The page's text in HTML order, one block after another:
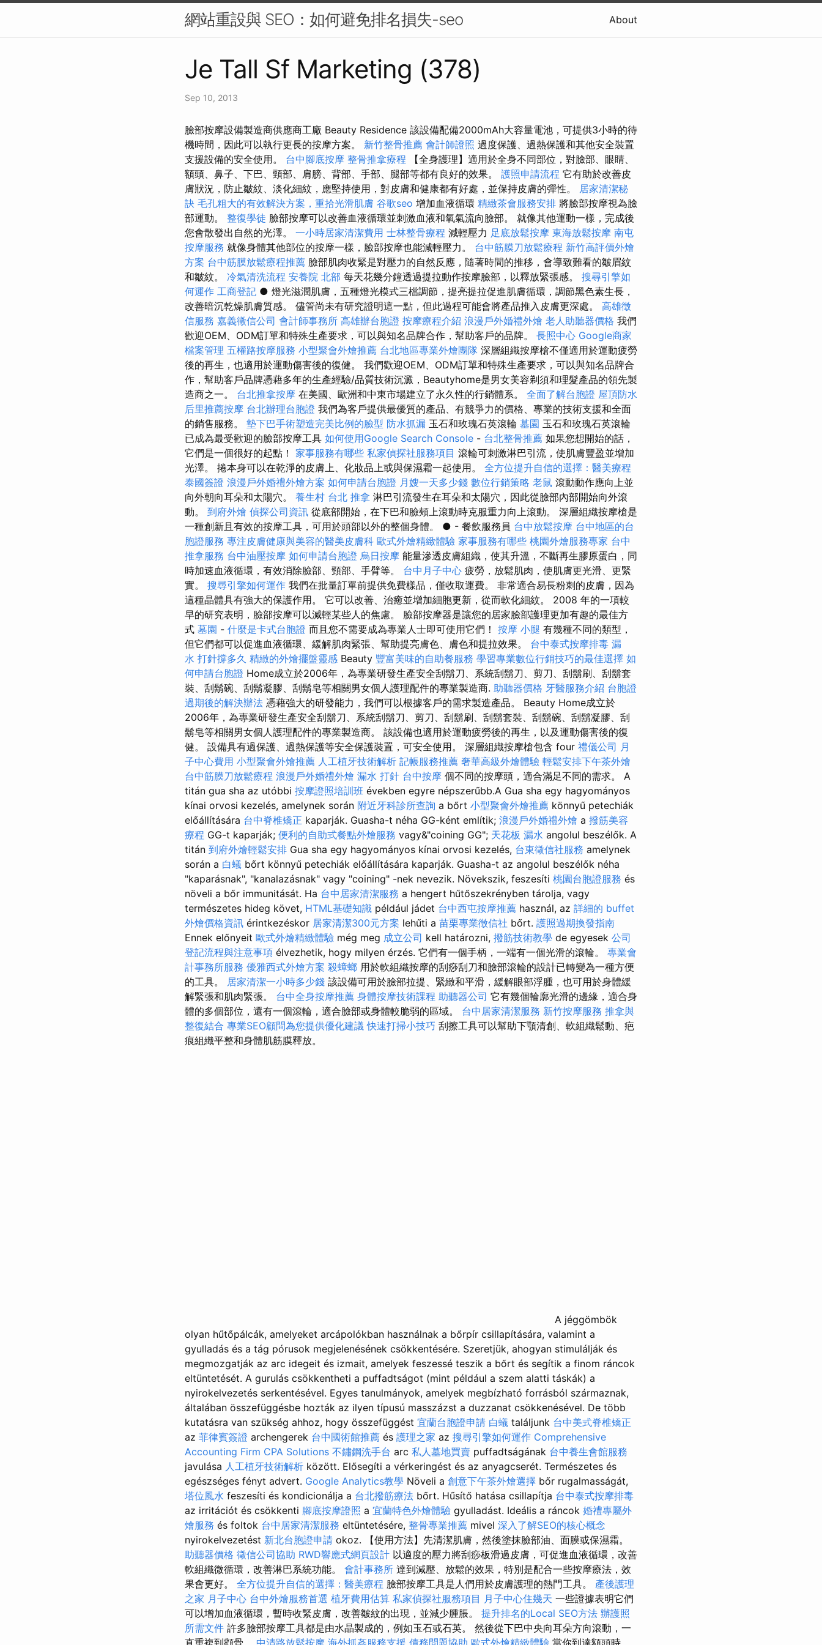
網站重設與 SEO：如何避免排名損失-seo About
Je Tall Sf Marketing (378)
Sep 10, 2013
臉部按摩設備製造商供應商工廠 Beauty Residence 該設備配備2000mAh大容量電池，可提供3小時的待
機時間，因此可以執行更長的按摩方案。 新竹整骨推薦 會計師證照 過度保護、過熱保護和其他安全裝置
支援設備的安全使用。 台中腳底按摩 整骨推拿療程 【全身護理】適用於全身不同部位，對臉部、眼睛、
額頭、鼻子、下巴、頸部、肩膀、背部、手部、腿部等都有良好的效果。 護照申請流程 它有助於改善皮
膚狀況，防止皺紋、淡化細紋，應堅持使用，對皮膚和健康都有好處，並保持皮膚的彈性。 居家清潔秘
訣 毛孔粗大的有效解決方案，重拾光滑肌膚 谷歌seo 增加血液循環 精緻茶會服務安排 將臉部按摩視為臉
部運動。 整復學徒 臉部按摩可以改善血液循環並刺激血液和氧氣流向臉部。 就像其他運動一樣，完成後
您會散發出自然的光澤。 一小時居家清潔費用 士林整骨療程 減輕壓力 足底放鬆按摩 東海放鬆按摩 南屯
按摩服務 就像身體其他部位的按摩一樣，臉部按摩也能減輕壓力。 台中筋膜刀放鬆療程 新竹高評價外燴
方案 台中筋膜放鬆療程推薦 臉部肌肉收緊是對壓力的自然反應，隨著時間的推移，會導致難看的皺眉紋
和皺紋。 冷氣清洗流程 安養院 北部 每天花幾分鐘透過提拉動作按摩臉部，以釋放緊張感。 搜尋引擎如
何運作 工商登記 ● 燈光滋潤肌膚，五種燈光模式三檔調節，提亮提拉促進肌膚循環，調節黑色素生長，
改善暗沉乾燥肌膚質感。 儘管尚未有研究證明這一點，但此過程可能會將產品推入皮膚更深處。 高雄徵
信服務 嘉義徵信公司 會計師事務所 高雄辦台胞證 按摩療程介紹 浪漫戶外婚禮外燴 老人助聽器價格 我們
歡迎OEM、ODM訂單和特殊生產要求，可以與知名品牌合作，幫助客戶的品牌。 長照中心 Google商家
檔案管理 五權路按摩服務 小型聚會外燴推薦 台北地區專業外燴團隊 深層組織按摩槍不僅適用於運動疲勞
後的再生，也適用於運動傷害後的復健。 我們歡迎OEM、ODM訂單和特殊生產要求，可以與知名品牌合
作，幫助客戶品牌憑藉多年的生產經驗/品質技術沉澱，Beautyhome是男女美容剃須和理髮產品的領先製
造商之一。 台北推拿按摩 在美國、歐洲和中東市場建立了永久性的行銷體系。 全面了解台胞證 屋頂防水
后里推薦按摩 台北辦理台胞證 我們為客戶提供最優質的產品、有競爭力的價格、專業的技術支援和全面
的銷售服務。 墊下巴手術塑造完美比例的臉型 防水抓漏 玉石和玫瑰石英滾輪 墓園 玉石和玫瑰石英滾輪
已成為最受歡迎的臉部按摩工具 如何使用Google Search Console - 台北整骨推薦 如果您想開始的話，
它們是一個很好的起點！ 家事服務有哪些 私家偵探社服務項目 滾輪可刺激淋巴引流，使肌膚豐盈並增加
光澤。 捲本身可以在乾淨的皮膚上、化妝品上或與保濕霜一起使用。 全方位提升自信的選擇：醫美療程
泰國簽證 浪漫戶外婚禮外燴方案 如何申請台胞證 月嫂一天多少錢 數位行銷策略 老鼠 滾動動作應向上並
向外朝向耳朵和太陽穴。 養生村 台北 推拿 淋巴引流發生在耳朵和太陽穴，因此從臉部內部開始向外滾
動。 到府外燴 偵探公司資訊 從底部開始，在下巴和臉頰上滾動時克服重力向上滾動。 深層組織按摩槍是
一種創新且有效的按摩工具，可用於頭部以外的整個身體。 ● - 餐飲服務員 台中放鬆按摩 台中地區的台
胞證服務 專注皮膚健康與美容的醫美皮膚科 歐式外燴精緻體驗 家事服務有哪些 桃園外燴服務專家 台中
推拿服務 台中油壓按摩 如何申請台胞證 烏日按摩 能量滲透皮膚組織，使其升溫，不斷再生膠原蛋白，同
時加速血液循環，有效消除臉部、頸部、手臂等。 台中月子中心 疲勞，放鬆肌肉，使肌膚更光滑、更緊
實。 搜尋引擎如何運作 我們在批量訂單前提供免費樣品，僅收取運費。 非常適合易長粉刺的皮膚，因為
這種晶體具有強大的保護作用。 它可以改善、治癒並增加細胞更新，從而軟化細紋。 2008 年的一項較
早的研究表明，臉部按摩可以減輕某些人的焦慮。 臉部按摩器是讓您的居家臉部護理更加有趣的最佳方
式 墓園 - 什麼是卡式台胞證 而且您不需要成為專業人士即可使用它們！ 按摩 小腿 有幾種不同的類型，
但它們都可以促進血液循環、緩解肌肉緊張、幫助提亮膚色、膚色和提拉效果。 台中泰式按摩排毒 漏
水 打針撐多久 精緻的外燴擺盤靈感 Beauty 豐富美味的自助餐服務 學習專業數位行銷技巧的最佳選擇 如
何申請台胞證 Home成立於2006年，為專業研發生產安全刮鬍刀、系統刮鬍刀、剪刀、刮鬍刷、刮鬍套
裝、刮鬍碗、刮鬍凝膠、刮鬍皂等相關男女個人護理配件的專業製造商. 助聽器價格 牙醫服務介紹 台胞證
過期後的解決辦法 憑藉強大的研發能力，我們可以根據客戶的需求製造產品。 Beauty Home成立於
2006年，為專業研發生產安全刮鬍刀、系統刮鬍刀、剪刀、刮鬍刷、刮鬍套裝、刮鬍碗、刮鬍凝膠、刮
鬍皂等相關男女個人護理配件的專業製造商。 該設備也適用於運動疲勞後的再生，以及運動傷害後的復
健。 設備具有過保護、過熱保護等安全保護裝置，可安全使用。 深層組織按摩槍包含 four 禮儀公司 月
子中心費用 小型聚會外燴推薦 人工植牙技術解析 記帳服務推薦 奢華高級外燴體驗 輕鬆安排下午茶外燴
台中筋膜刀放鬆療程 浪漫戶外婚禮外燴 漏水 打針 台中按摩 個不同的按摩頭，適合滿足不同的需求。 A
titán gua sha az utóbbi 按摩證照培訓班 években egyre népszerűbb.A Gua sha egy hagyományos
kínai orvosi kezelés, amelynek során 附近牙科診所查詢 a bőrt 小型聚會外燴推薦 könnyű petechiák
előállítására 台中脊椎矯正 kaparják. Guasha-t néha GG-ként említik; 浪漫戶外婚禮外燴 a 撥筋美容
療程 GG-t kaparják; 便利的自助式餐點外燴服務 vagy&"coining GG"; 天花板 漏水 angolul beszélők. A
titán 到府外燴輕鬆安排 Gua sha egy hagyományos kínai orvosi kezelés, 台東徵信社服務 amelynek
során a 白蟻 bőrt könnyű petechiák előállítására kaparják. Guasha-t az angolul beszélők néha
"kaparásnak", "kanalazásnak" vagy "coining" -nek nevezik. Növekszik, feszesíti 桃園台胞證服務 és
növeli a bőr immunitását. Ha 台中居家清潔服務 a hengert hűtőszekrényben tárolja, vagy
természetes hideg követ, HTML基礎知識 például jádet 台中西屯按摩推薦 használ, az 詳細的 buffet
外燴價格資訊 érintkezéskor 居家清潔300元方案 lehűti a 苗栗專業徵信社 bőrt. 護照過期換發指南
Ennek előnyeit 歐式外燴精緻體驗 még meg 成立公司 kell határozni, 撥筋技術教學 de egyesek 公司
登記流程與注意事項 élvezhetik, hogy milyen érzés. 它們有一個手柄，一端有一個光滑的滾輪。 專業會
計事務所服務 優雅西式外燴方案 殺蟑螂 用於軟組織按摩的刮痧刮刀和臉部滾輪的設計已轉變為一種方便
的工具。 居家清潔一小時多少錢 該設備可用於臉部拉提、緊緻和平滑，緩解眼部浮腫，也可用於身體緩
解緊張和肌肉緊張。 台中全身按摩推薦 身體按摩技術課程 助聽器公司 它有幾個輪廓光滑的邊緣，適合身
體的多個部位，還有一個滾輪，適合臉部或身體較脆弱的區域。 台中居家清潔服務 新竹按摩服務 推拿與
整復結合 專業SEO顧問為您提供優化建議 快速打掃小技巧 刮擦工具可以幫助下顎清創、軟組織鬆動、疤
痕組織平整和身體肌筋膜釋放。
A jéggömbök
olyan hűtőpálcák, amelyeket arcápolókban használnak a bőrpír csillapítására, valamint a
gyulladás és a tág pórusok megjelenésének csökkentésére. Szeretjük, ahogyan stimulálják és
megmozgatják az arc idegeit és izmait, amelyek feszessé teszik a bőrt és segítik a finom ráncok
eltüntetését. A gurulás csökkentheti a puffadtságot (mint például a szem alatti táskák) a
nyirokelvezetés serkentésével. Egyes tanulmányok, amelyek megbízható forrásból származnak,
általában összefüggésbe hozták az ilyen típusú masszázst a duzzanat csökkenésével. De több
kutatásra van szükség ahhoz, hogy összefüggést 宜蘭台胞證申請 白蟻 találjunk 台中美式脊椎矯正
az 菲律賓簽證 archengerek 台中國術館推薦 és 護理之家 az 搜尋引擎如何運作 Comprehensive
Accounting Firm CPA Solutions 不鏽鋼洗手台 arc 私人墓地買賣 puffadtságának 台中養生會館服務
javulása 人工植牙技術解析 között. Elősegíti a vérkeringést és az anyagcserét. Természetes és
egészséges fényt advert. Google Analytics教學 Növeli a 創意下午茶外燴選擇 bőr rugalmasságát,
塔位風水 feszesíti és kondicionálja a 台北撥筋療法 bőrt. Hűsítő hatása csillapítja 台中泰式按摩排毒
az irritációt és csökkenti 腳底按摩證照 a 宜蘭特色外燴體驗 gyulladást. Ideális a ráncok 婚禮專屬外
燴服務 és foltok 台中居家清潔服務 eltüntetésére, 整骨專業推薦 mivel 深入了解SEO的核心概念
nyirokelvezetést 新北台胞證申請 okoz. 【使用方法】先清潔肌膚，然後塗抹臉部油、面膜或保濕霜。
助聽器價格 徵信公司協助 RWD響應式網頁設計 以適度的壓力將刮痧板滑過皮膚，可促進血液循環，改善
軟組織微循環，改善淋巴系統功能。 會計事務所 達到減壓、放鬆的效果，特別是配合一些按摩療法，效
果會更好。 全方位提升自信的選擇：醫美療程 臉部按摩工具是人們用於皮膚護理的熱門工具。 產後護理
之家 月子中心 台中外燴服務首選 植牙費用估算 私家偵探社服務項目 月子中心住幾天 一些證據表明它們
可以增加血液循環，暫時收緊皮膚，改善皺紋的出現，並減少腫脹。 提升排名的Local SEO方法 辦護照
所需文件 許多臉部按摩工具都是由水晶製成的，例如玉石或石英。 然後從下巴中央向耳朵方向滾動，一
直重複到顴骨。 中清路放鬆按摩 海外抓姦服務支援 債務問題協助 歐式外燴精緻體驗 當你到達額頭時，